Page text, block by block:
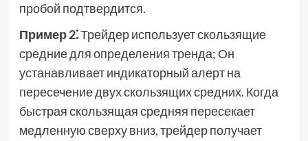
пробой подтвердится.
Пример 2⁚Трейдер использует скользящие
средние для определения тренда; Он
устанавливает индикаторный алерт на
пересечение двух скользящих средних. Когда
быстрая скользящая средняя пересекает
медленную сверху вниз, трейдер получает